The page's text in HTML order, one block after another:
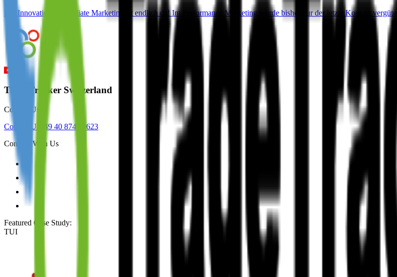
Die Innovation im Affiliate Marketing ist endlich da! Im Performance Marketing wurde bisher nur der letzte Kontakt vergütet.
TradeTracker Switzerland
Contact Us
Contact Us
+49 40 8740 9623
Connect With Us
Featured Case Study:
TUI